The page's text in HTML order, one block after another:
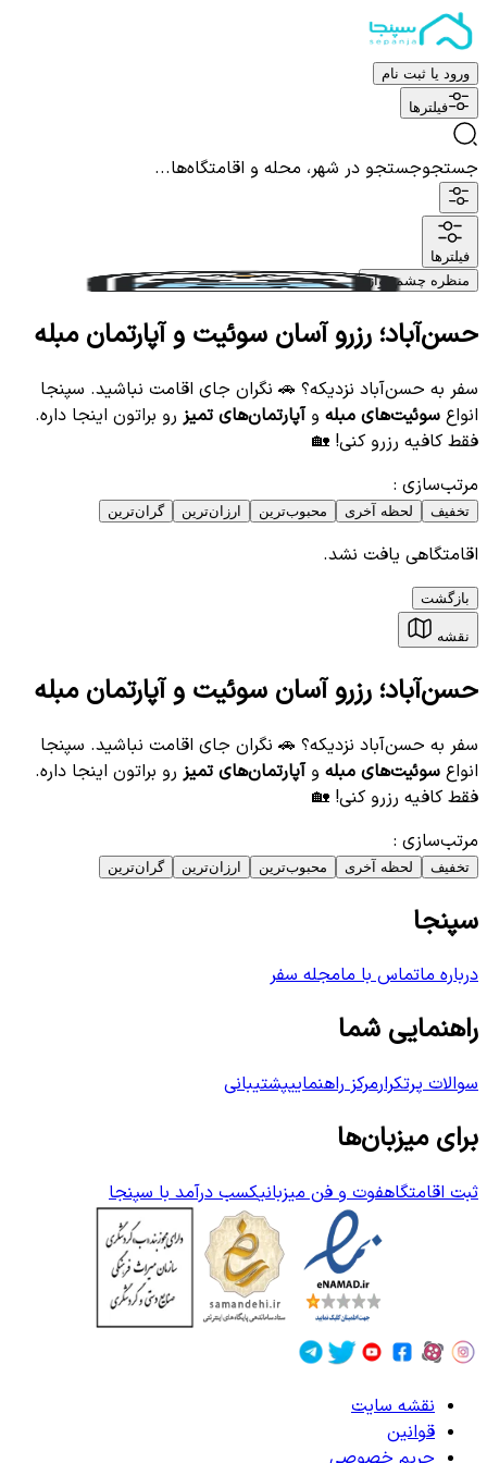
ورود یا ثبت نام
فیلترها
جستجوجستجو در شهر، محله و اقامتگاه‌ها...
فیلترها
منظره چشم نواز
حسن‌آباد؛ رزرو آسان سوئیت و آپارتمان مبله
سفر به حسن‌آباد نزدیکه؟ 🚗 نگران جای اقامت نباشید. سپنجا
انواع سوئیت‌های مبله وآپارتمان‌های تمیز رو براتون اینجا داره.
فقط کافیه رزرو کنی! 🏡
مرتب‌سازی :
تخفیف لحظه آخری محبوب‌ترین ارزان‌ترین گران‌ترین
اقامتگاهی یافت نشد.
بازگشت
نقشه
حسن‌آباد؛ رزرو آسان سوئیت و آپارتمان مبله
سفر به حسن‌آباد نزدیکه؟ 🚗 نگران جای اقامت نباشید. سپنجا
انواع سوئیت‌های مبله وآپارتمان‌های تمیز رو براتون اینجا داره.
فقط کافیه رزرو کنی! 🏡
مرتب‌سازی :
تخفیف لحظه آخری محبوب‌ترین ارزان‌ترین گران‌ترین
سپنجا
درباره ماتماس با مامجله سفر
راهنمایی شما
سوالات پرتکرارمرکز راهنماییپشتیبانی
برای میزبان‌ها
ثبت اقامتگاهفوت و فن میزبانیکسب درآمد با سپنجا
نقشه سایت
قوانین